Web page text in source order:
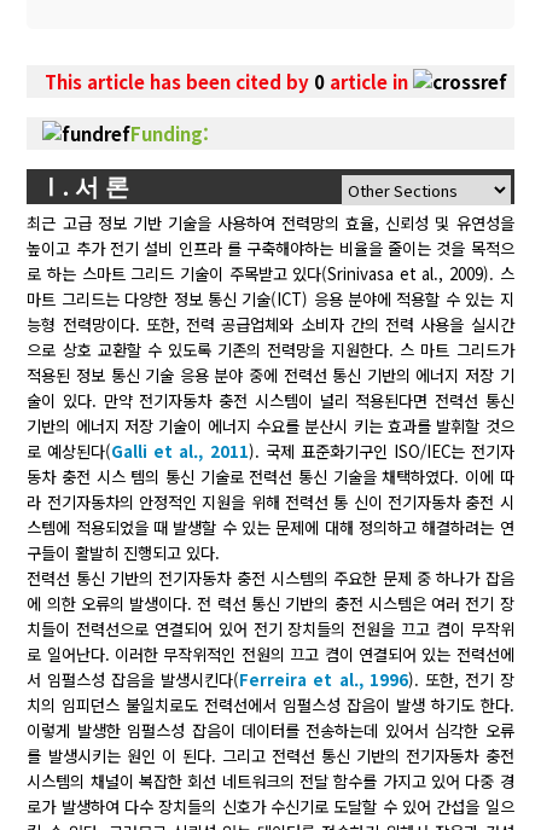
This article has been cited by 0 article in
Funding:
Ⅰ. 서 론
최근 고급 정보 기반 기술을 사용하여 전력망의 효율, 신뢰성 및 유연성을
높이고 추가 전기 설비 인프라 를 구축해야하는 비율을 줄이는 것을 목적으
로 하는 스마트 그리드 기술이 주목받고 있다(Srinivasa et al., 2009). 스
마트 그리드는 다양한 정보 통신 기술(ICT) 응용 분야에 적용할 수 있는 지
능형 전력망이다. 또한, 전력 공급업체와 소비자 간의 전력 사용을 실시간
으로 상호 교환할 수 있도록 기존의 전력망을 지원한다. 스 마트 그리드가
적용된 정보 통신 기술 응용 분야 중에 전력선 통신 기반의 에너지 저장 기
술이 있다. 만약 전기자동차 충전 시스템이 널리 적용된다면 전력선 통신
기반의 에너지 저장 기술이 에너지 수요를 분산시 키는 효과를 발휘할 것으
로 예상된다(Galli et al., 2011). 국제 표준화기구인 ISO/IEC는 전기자
동차 충전 시스 템의 통신 기술로 전력선 통신 기술을 채택하였다. 이에 따
라 전기자동차의 안정적인 지원을 위해 전력선 통 신이 전기자동차 충전 시
스템에 적용되었을 때 발생할 수 있는 문제에 대해 정의하고 해결하려는 연
구들이 활발히 진행되고 있다.
전력선 통신 기반의 전기자동차 충전 시스템의 주요한 문제 중 하나가 잡음
에 의한 오류의 발생이다. 전 력선 통신 기반의 충전 시스템은 여러 전기 장
치들이 전력선으로 연결되어 있어 전기 장치들의 전원을 끄고 켬이 무작위
로 일어난다. 이러한 무작위적인 전원의 끄고 켬이 연결되어 있는 전력선에
서 임펄스성 잡음을 발생시킨다(Ferreira et al., 1996). 또한, 전기 장
치의 임피던스 불일치로도 전력선에서 임펄스성 잡음이 발생 하기도 한다.
이렇게 발생한 임펄스성 잡음이 데이터를 전송하는데 있어서 심각한 오류
를 발생시키는 원인 이 된다. 그리고 전력선 통신 기반의 전기자동차 충전
시스템의 채널이 복잡한 회선 네트워크의 전달 함수를 가지고 있어 다중 경
로가 발생하여 다수 장치들의 신호가 수신기로 도달할 수 있어 간섭을 일으